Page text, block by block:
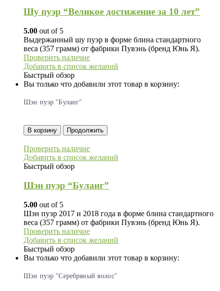
Шу пуэр “Великое достижение за 10 лет”
5.00 out of 5
Выдержанный шy пуэр в форме блина стандартного
веса (357 грамм) от фабрики Пувэнь (бренд Юнь Я).
Проверить наличие
Добавить в список желаний
Быстрый обзор
Вы только что добавили этот товар в корзину:
Шэн пуэр "Буланг"
В корзину Продолжить
Проверить наличие
Добавить в список желаний
Быстрый обзор
Шэн пуэр “Буланг”
5.00 out of 5
Шэн пуэр 2017 и 2018 года в форме блина стандартного
веса (357 грамм) от фабрики Пувэнь (бренд Юнь Я).
Проверить наличие
Добавить в список желаний
Быстрый обзор
Вы только что добавили этот товар в корзину:
Шэн пуэр "Серебряный волос"